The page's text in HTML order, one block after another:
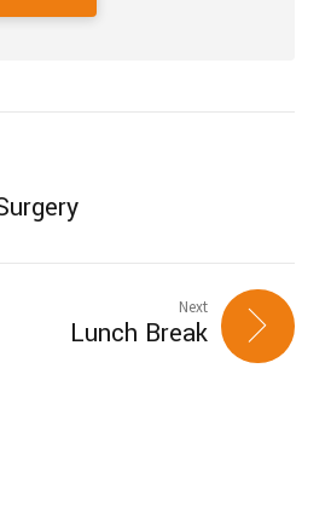
Next
Lunch Break